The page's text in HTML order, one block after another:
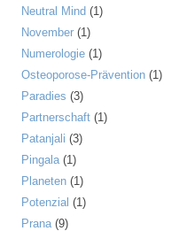
Neutral Mind (1)
November (1)
Numerologie (1)
Osteoporose-Prävention (1)
Paradies (3)
Partnerschaft (1)
Patanjali (3)
Pingala(1)
Planeten (1)
Potenzial (1)
Prana(9)